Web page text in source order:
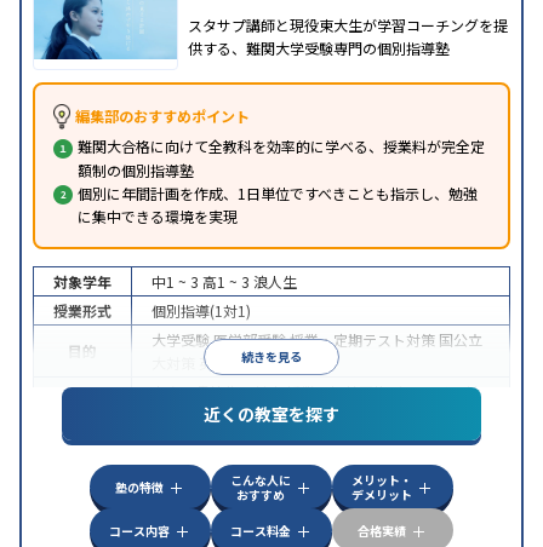
スタサプ講師と現役東大生が学習コーチングを提
供する、難関大学受験専門の個別指導塾
編集部のおすすめポイント
難関大合格に向けて全教科を効率的に学べる、授業料が完全定
額制の個別指導塾
個別に年間計画を作成、1日単位ですべきことも指示し、勉強
に集中できる環境を実現
続きを見る
対象学年 中1 ~ 3 高1 ~ 3 浪人生
授業形式
個別指導(1対1)
目的
大学受験医学部受験授業・定期テスト対策 国公立
英検(英語検定)対策
中高一貫校生に対応授業の振替可能オンライン対
自習室あり
近くの教室を探す
塾の特徴
こんな人に
おすすめ
メリット・
デメリット
コース内容
コース料金 合格実績